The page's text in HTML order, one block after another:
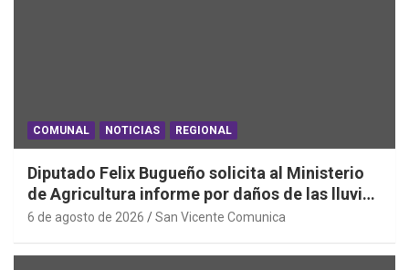
COMUNAL NOTICIAS REGIONAL
Diputado Felix Bugueño solicita al Ministerio
de Agricultura informe por daños de las lluvias
en la Región de O´Higgins
6 de agosto de 2026 San Vicente Comunica